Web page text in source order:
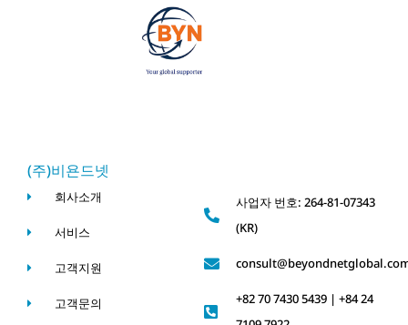
(주)비욘드넷
회사소개
서비스
고객지원
고객문의
사업자 번호: 264-81-07343
(KR)
+82 70 7430 5439 | +84 24